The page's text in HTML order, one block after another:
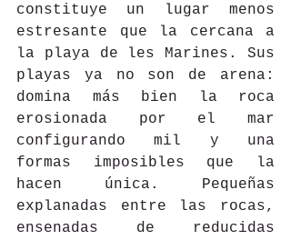
constituye un lugar menos
estresante que la cercana a
la playa de les Marines. Sus
playas ya no son de arena:
domina más bien la roca
erosionada por el mar
configurando mil y una
formas imposibles que la
hacen única. Pequeñas
explanadas entre las rocas,
ensenadas de reducidas